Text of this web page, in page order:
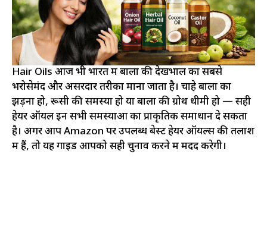
Hair Oils आज भी भारत में बालों की देखभाल का सबसे
भरोसेमंद और असरदार तरीका माना जाता है। चाहे बालों का
झड़ना हो, रूसी की समस्या हो या बालों की ग्रोथ धीमी हो — सही
हेयर ऑयल इन सभी समस्याओं का प्राकृतिक समाधान दे सकता
है। अगर आप Amazon पर उपलब्ध बेस्ट हेयर ऑयल्स की तलाश
में हैं, तो यह गाइड आपको सही चुनाव करने में मदद करेगी।